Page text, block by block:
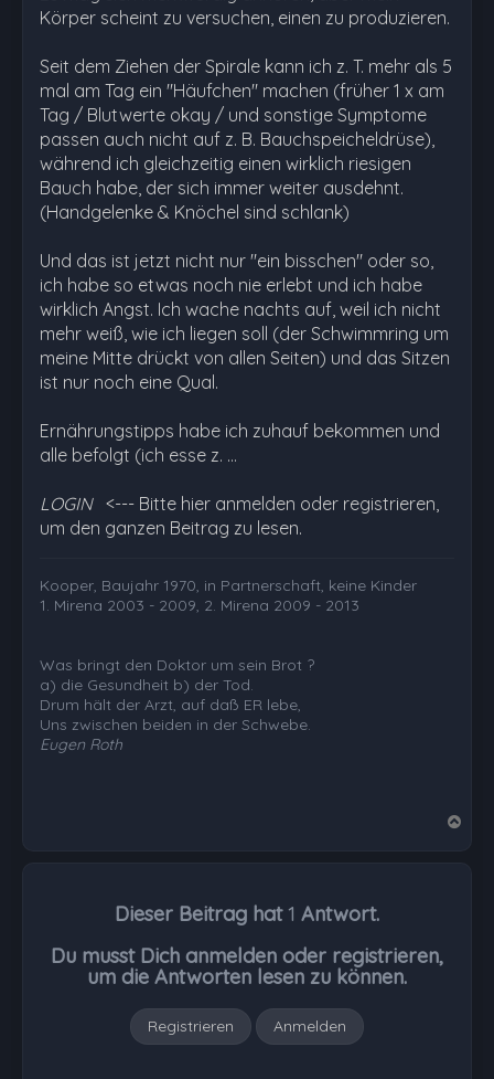
Körper scheint zu versuchen, einen zu produzieren.
Seit dem Ziehen der Spirale kann ich z. T. mehr als 5
mal am Tag ein "Häufchen" machen (früher 1 x am
Tag / Blutwerte okay / und sonstige Symptome
passen auch nicht auf z. B. Bauchspeicheldrüse),
während ich gleichzeitig einen wirklich riesigen
Bauch habe, der sich immer weiter ausdehnt.
(Handgelenke & Knöchel sind schlank)
Und das ist jetzt nicht nur "ein bisschen" oder so,
ich habe so etwas noch nie erlebt und ich habe
wirklich Angst. Ich wache nachts auf, weil ich nicht
mehr weiß, wie ich liegen soll (der Schwimmring um
meine Mitte drückt von allen Seiten) und das Sitzen
ist nur noch eine Qual.
Ernährungstipps habe ich zuhauf bekommen und
alle befolgt (ich esse z. …
LOGIN <--- Bitte hier anmelden oder registrieren,
um den ganzen Beitrag zu lesen.
Kooper, Baujahr 1970, in Partnerschaft, keine Kinder
1. Mirena 2003 - 2009, 2. Mirena 2009 - 2013
Was bringt den Doktor um sein Brot ?
a) die Gesundheit b) der Tod.
Drum hält der Arzt, auf daß ER lebe,
Uns zwischen beiden in der Schwebe.
Eugen Roth
Dieser Beitrag hat 1 Antwort.
Du musst Dich anmelden oder registrieren,
um die Antworten lesen zu können.
Registrieren Anmelden